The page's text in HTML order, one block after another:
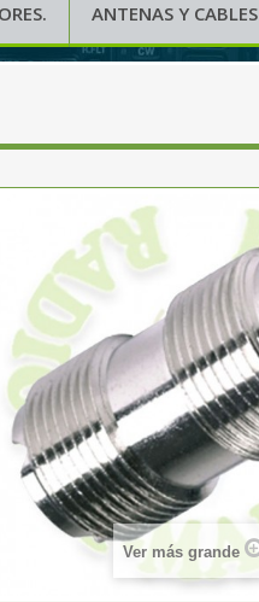
ANTENAS Y CABLES
Ver más grande